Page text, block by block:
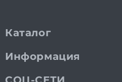
Каталог
Информация